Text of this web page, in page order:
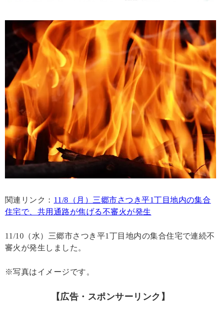
関連リンク： 11/8（月）三郷市さつき平1丁目地内の集合
住宅で、共用通路が焦げる不審火が発生
11/10（水）三郷市さつき平1丁目地内の集合住宅で連続不
審火が発生しました。
※写真はイメージです。
【広告・スポンサーリンク】